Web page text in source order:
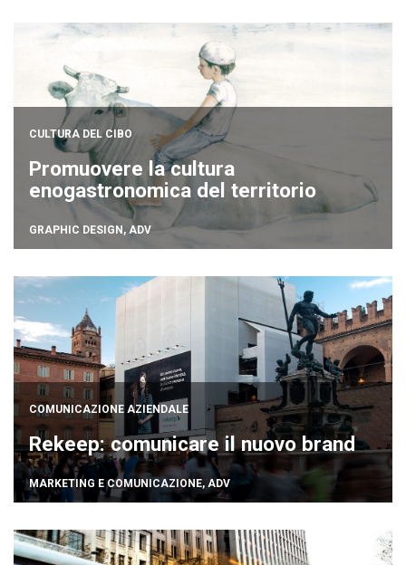
CULTURA DEL CIBO
Promuovere la cultura
enogastronomica del territorio
GRAPHIC DESIGN, ADV
COMUNICAZIONE AZIENDALE
Rekeep: comunicare il nuovo brand
MARKETING E COMUNICAZIONE, ADV